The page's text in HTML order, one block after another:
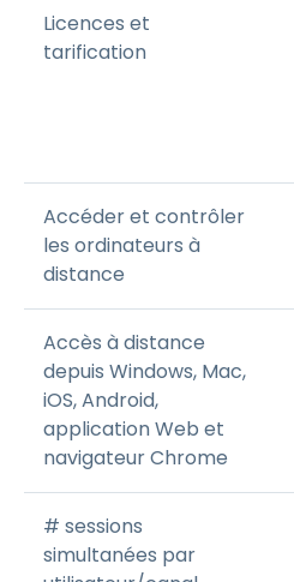
Licences et
tarification
Accéder et contrôler
les ordinateurs à
distance
Accès à distance
depuis Windows, Mac,
iOS, Android,
application Web et
navigateur Chrome
# sessions
simultanées par